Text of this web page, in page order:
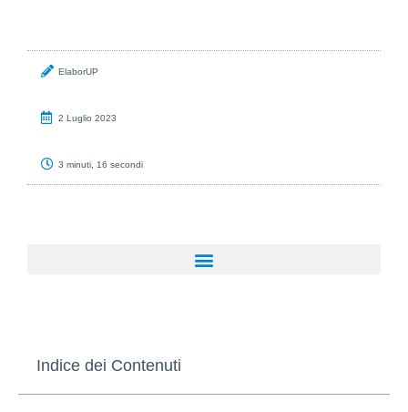
ElaborUP
2 Luglio 2023
3 minuti, 16 secondi
Indice dei Contenuti